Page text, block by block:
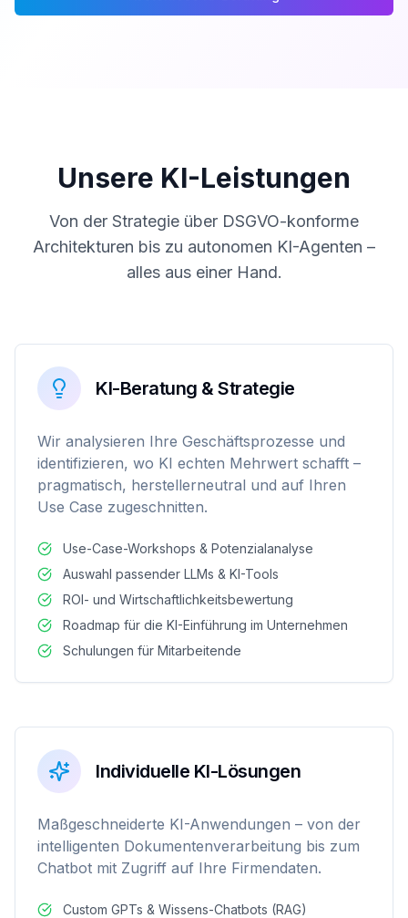
Unsere KI-Leistungen
Von der Strategie über DSGVO-konforme
Architekturen bis zu autonomen KI-Agenten –
alles aus einer Hand.
KI-Beratung & Strategie
Wir analysieren Ihre Geschäftsprozesse und
identifizieren, wo KI echten Mehrwert schafft –
pragmatisch, herstellerneutral und auf Ihren
Use Case zugeschnitten.
Use-Case-Workshops & Potenzialanalyse
Auswahl passender LLMs & KI-Tools
ROI- und Wirtschaftlichkeitsbewertung
Roadmap für die KI-Einführung im Unternehmen
Schulungen für Mitarbeitende
Individuelle KI-Lösungen
Maßgeschneiderte KI-Anwendungen – von der
intelligenten Dokumentenverarbeitung bis zum
Chatbot mit Zugriff auf Ihre Firmendaten.
Custom GPTs & Wissens-Chatbots (RAG)